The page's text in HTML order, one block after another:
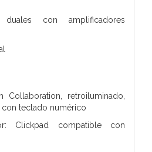
duales con amplificadores
Collaboration, retroiluminado,
con teclado numérico
Clickpad compatible con